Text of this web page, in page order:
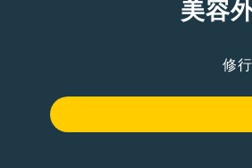
美容
修